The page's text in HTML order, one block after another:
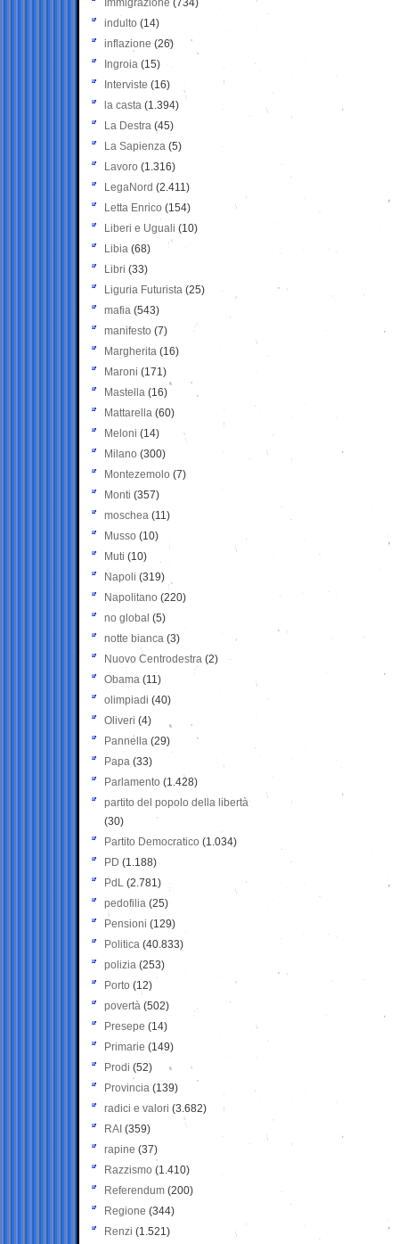
Immigrazione (734)
indulto (14)
inflazione (26)
Ingroia (15)
Interviste (16)
la casta (1.394)
La Destra (45)
La Sapienza (5)
Lavoro (1.316)
LegaNord (2.411)
Letta Enrico (154)
Liberi e Uguali (10)
Libia (68)
Libri (33)
Liguria Futurista (25)
mafia (543)
manifesto (7)
Margherita (16)
Maroni (171)
Mastella (16)
Mattarella (60)
Meloni (14)
Milano (300)
Montezemolo (7)
Monti (357)
moschea (11)
Musso (10)
Muti (10)
Napoli (319)
Napolitano (220)
no global (5)
notte bianca (3)
Nuovo Centrodestra (2)
Obama (11)
olimpiadi (40)
Oliveri (4)
Pannella (29)
Papa (33)
Parlamento (1.428)
partito del popolo della libertà
(30)
Partito Democratico (1.034)
PD (1.188)
PdL (2.781)
pedofilia (25)
Pensioni (129)
Politica (40.833)
polizia (253)
Porto (12)
povertà (502)
Presepe (14)
Primarie (149)
Prodi (52)
Provincia (139)
radici e valori (3.682)
RAI (359)
rapine (37)
Razzismo (1.410)
Referendum (200)
Regione (344)
Renzi (1.521)